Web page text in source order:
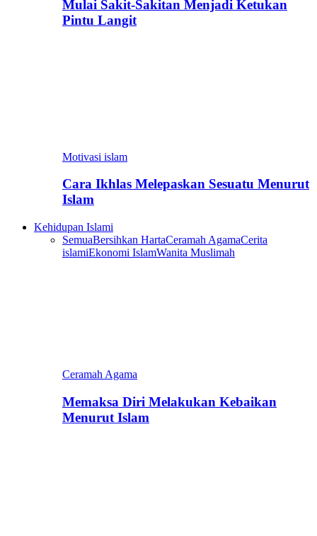
Mulai Sakit-Sakitan Menjadi Ketukan
Pintu Langit
Motivasi islam
Cara Ikhlas Melepaskan Sesuatu Menurut
Islam
Kehidupan Islami
SemuaBersihkan HartaCeramah AgamaCerita
islamiEkonomi IslamWanita Muslimah
Ceramah Agama
Memaksa Diri Melakukan Kebaikan
Menurut Islam